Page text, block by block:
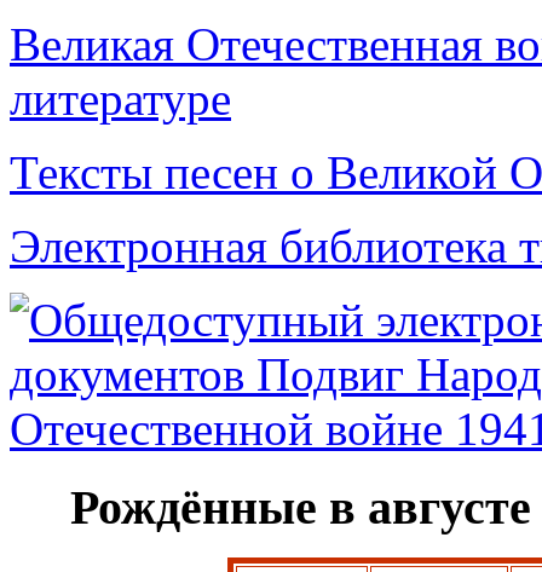
Великая Отечественная
литературе
Тексты песен о Великой
Электронная библиотека
Рождённые в августе